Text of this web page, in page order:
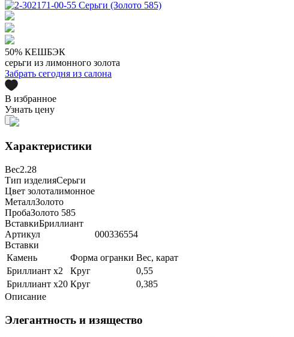
50% КЕШБЭК
серьги из лимонного золота
Забрать сегодня из салона
В избранное
Узнать цену
Характеристики
Вес2.28
Тип изделияСерьги
Цвет золоталимонное
МеталлЗолото
ПробаЗолото 585
ВставкиБриллиант
Артикул
000336554
Вставки
Камень
Форма огранки Вес, карат
Бриллиант х2
Круг
0,55
Бриллиант х20 Круг
0,385
Описание
Элегантность и изящество